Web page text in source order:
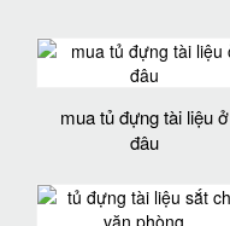
mua tủ đựng tài liệu ở
đâu